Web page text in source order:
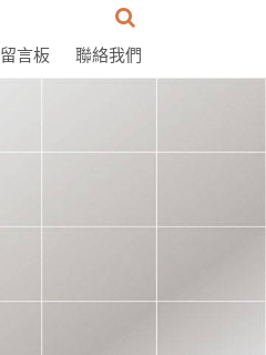
留言板 聯絡我們